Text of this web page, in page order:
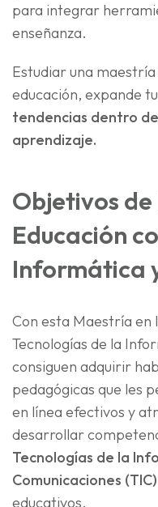
para integrar
enseñanza.
Estudiar una maestría
educación, expande
tendencias dentro
aprendizaje.
Objetivos
Educación
Informática
Con esta Maestría
Tecnologías de la
consiguen adquirir
pedagógicas que les
en línea efectivos y
desarrollar
Tecnologías de la
Comunicaciones (TIC)
educativos.